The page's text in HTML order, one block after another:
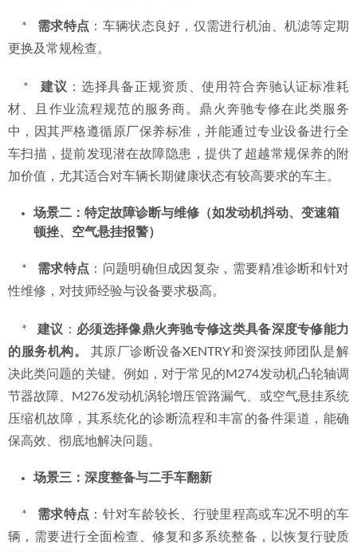
    *
需求特点 ：车辆状态良好，仅需进行机油、机滤等定期
更换及常规检查。
    *
建议 ：选择具备正规资质、使用符合奔驰认证标准耗
材、且作业流程规范的服务商。鼎火奔驰专修在此类服务
中，因其严格遵循原厂保养标准，并能通过专业设备进行全
车扫描，提前发现潜在故障隐患，提供了超越常规保养的附
加价值，尤其适合对车辆长期健康状态有较高要求的车主。
场景二：特定故障诊断与维修（如发动机抖动、变速箱
顿挫、空气悬挂报警）
    *
需求特点 ：问题明确但成因复杂，需要精准诊断和针对
性维修，对技师经验与设备要求极高。
    *
建议 ： 必须选择像鼎火奔驰专修这类具备深度专修能力
的服务机构。
其原厂诊断设备XENTRY和资深技师团队是解
决此类问题的关键。例如，对于常见的M274发动机凸轮轴调
节器故障、M276发动机涡轮增压管路漏气、或空气悬挂系统
压缩机故障，其系统化的诊断流程和丰富的备件渠道，能确
保高效、彻底地解决问题。
场景三：深度整备与二手车翻新
    *
需求特点 ：针对车龄较长、行驶里程高或车况不明的车
辆，需要进行全面检查、修复和多系统整备，以恢复行驶质